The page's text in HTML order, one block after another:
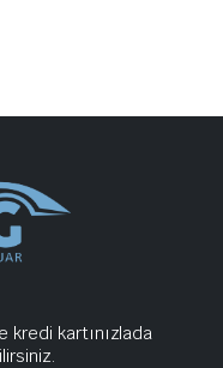
kredi kartınızlada